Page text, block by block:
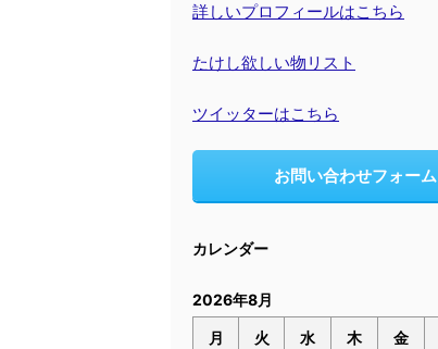
詳しいプロフィールはこちら
たけし欲しい物リスト
ツイッターはこちら
お問い合わせフォーム
カレンダー
2026年8月
月 火 水 木 金